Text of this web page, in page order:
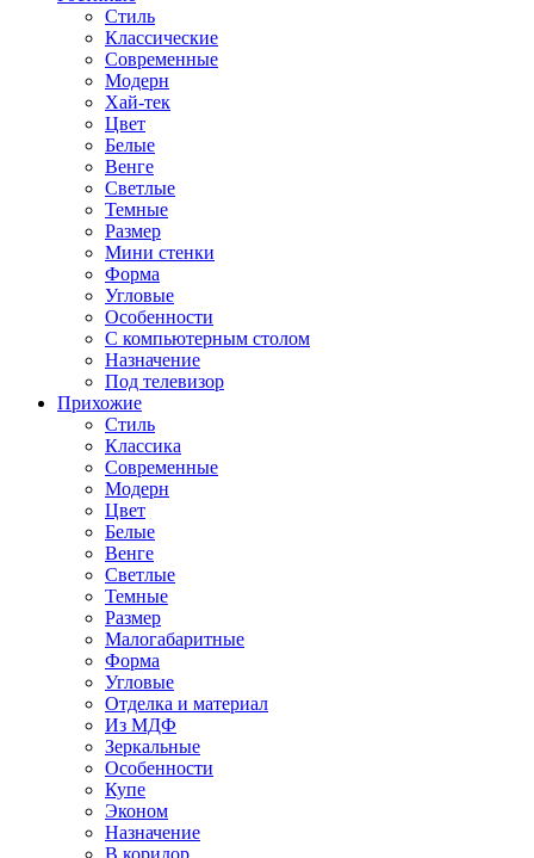
Стиль
Классические
Современные
Модерн
Хай-тек
Цвет
Белые
Венге
Светлые
Темные
Размер
Мини стенки
Форма
Угловые
Особенности
С компьютерным столом
Назначение
Под телевизор
Прихожие
Стиль
Классика
Современные
Модерн
Цвет
Белые
Венге
Светлые
Темные
Размер
Малогабаритные
Форма
Угловые
Отделка и материал
Из МДФ
Зеркальные
Особенности
Купе
Эконом
Назначение
В коридор